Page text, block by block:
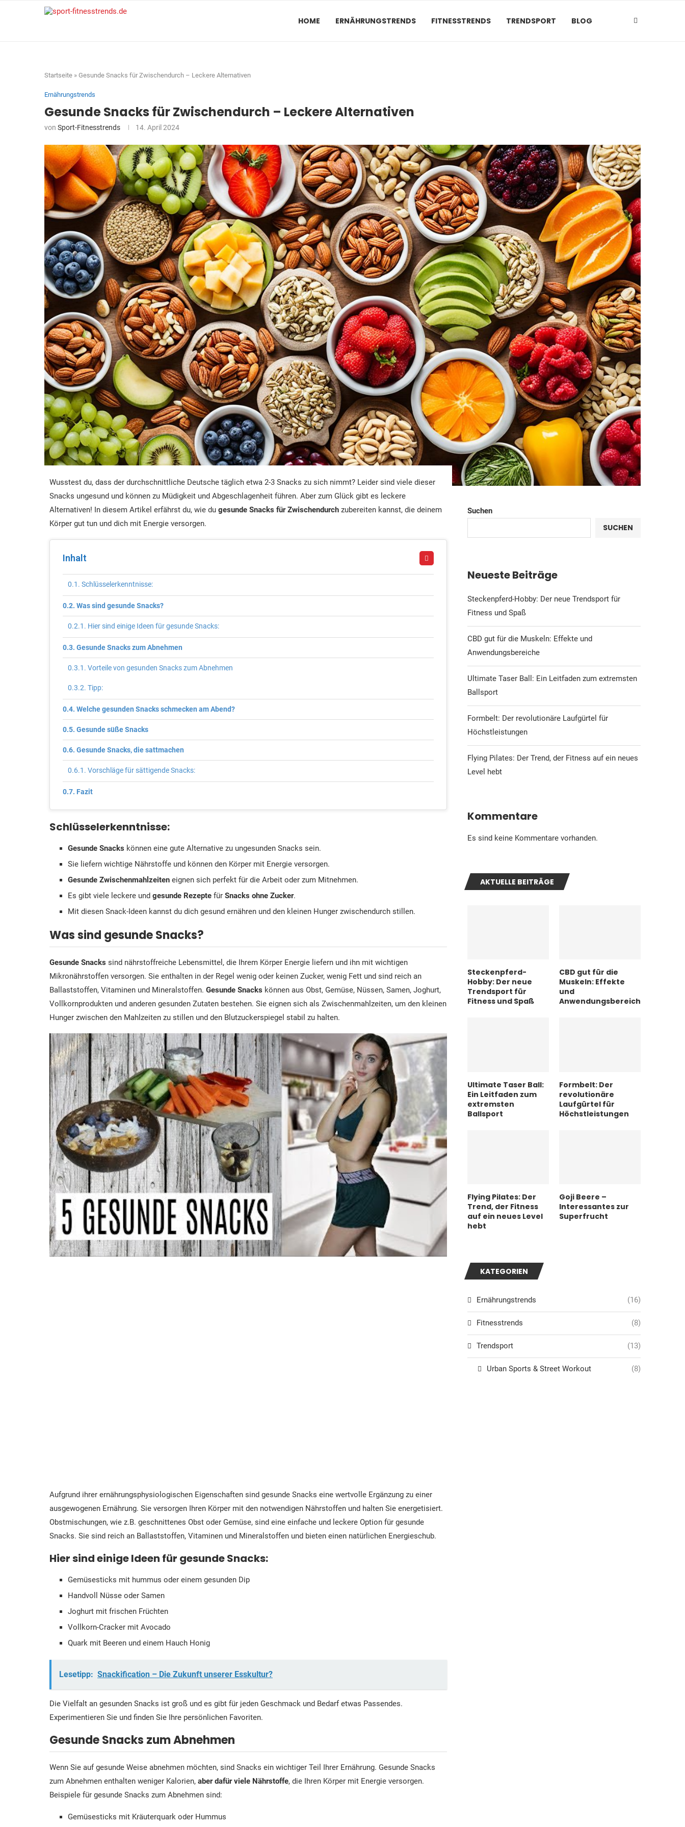
HOME ERNÄHRUNGSTRENDS FITNESSTRENDS TRENDSPORT BLOG
Startseite » Gesunde Snacks für Zwischendurch – Leckere Alternativen
Ernährungstrends
Gesunde Snacks für Zwischendurch – Leckere Alternativen
von Sport-Fitnesstrends 14. April 2024
Wusstest du, dass der durchschnittliche Deutsche täglich etwa 2-3 Snacks zu sich nimmt? Leider sind viele dieser
Snacks ungesund und können zu Müdigkeit und Abgeschlagenheit führen. Aber zum Glück gibt es leckere
Alternativen! In diesem Artikel erfährst du, wie du gesunde Snacks für Zwischendurch zubereiten kannst, die deinem
Körper gut tun und dich mit Energie versorgen.
Inhalt
Schlüsselerkenntnisse:
Was sind gesunde Snacks?
Hier sind einige Ideen für gesunde Snacks:
Gesunde Snacks zum Abnehmen
Vorteile von gesunden Snacks zum Abnehmen
Tipp:
Welche gesunden Snacks schmecken am Abend?
Gesunde süße Snacks
Gesunde Snacks, die sattmachen
Vorschläge für sättigende Snacks:
Fazit
Schlüsselerkenntnisse:
Gesunde Snacks können eine gute Alternative zu ungesunden Snacks sein.
Sie liefern wichtige Nährstoffe und können den Körper mit Energie versorgen.
Gesunde Zwischenmahlzeiten eignen sich perfekt für die Arbeit oder zum Mitnehmen.
Es gibt viele leckere und gesunde Rezepte für Snacks ohne Zucker.
Mit diesen Snack-Ideen kannst du dich gesund ernähren und den kleinen Hunger zwischendurch stillen.
Was sind gesunde Snacks?
Gesunde Snacks sind nährstoffreiche Lebensmittel, die Ihrem Körper Energie liefern und ihn mit wichtigen
Mikronährstoffen versorgen. Sie enthalten in der Regel wenig oder keinen Zucker, wenig Fett und sind reich an
Ballaststoffen, Vitaminen und Mineralstoffen. Gesunde Snacks können aus Obst, Gemüse, Nüssen, Samen, Joghurt,
Vollkornprodukten und anderen gesunden Zutaten bestehen. Sie eignen sich als Zwischenmahlzeiten, um den kleinen
Hunger zwischen den Mahlzeiten zu stillen und den Blutzuckerspiegel stabil zu halten.
Aufgrund ihrer ernährungsphysiologischen Eigenschaften sind gesunde Snacks eine wertvolle Ergänzung zu einer
ausgewogenen Ernährung. Sie versorgen Ihren Körper mit den notwendigen Nährstoffen und halten Sie energetisiert.
Obstmischungen, wie z.B. geschnittenes Obst oder Gemüse, sind eine einfache und leckere Option für gesunde
Snacks. Sie sind reich an Ballaststoffen, Vitaminen und Mineralstoffen und bieten einen natürlichen Energieschub.
Hier sind einige Ideen für gesunde Snacks:
Gemüsesticks mit hummus oder einem gesunden Dip
Handvoll Nüsse oder Samen
Joghurt mit frischen Früchten
Vollkorn-Cracker mit Avocado
Quark mit Beeren und einem Hauch Honig
Lesetipp: Snackification – Die Zukunft unserer Esskultur?
Die Vielfalt an gesunden Snacks ist groß und es gibt für jeden Geschmack und Bedarf etwas Passendes.
Experimentieren Sie und finden Sie Ihre persönlichen Favoriten.
Gesunde Snacks zum Abnehmen
Wenn Sie auf gesunde Weise abnehmen möchten, sind Snacks ein wichtiger Teil Ihrer Ernährung. Gesunde Snacks
zum Abnehmen enthalten weniger Kalorien, aber dafür viele Nährstoffe, die Ihren Körper mit Energie versorgen.
Beispiele für gesunde Snacks zum Abnehmen sind:
Gemüsesticks mit Kräuterquark oder Hummus
Suchen
SUCHEN
Neueste Beiträge
Steckenpferd-Hobby: Der neue Trendsport für
Fitness und Spaß
CBD gut für die Muskeln: Effekte und
Anwendungsbereiche
Ultimate Taser Ball: Ein Leitfaden zum extremsten
Ballsport
Formbelt: Der revolutionäre Laufgürtel für
Höchstleistungen
Flying Pilates: Der Trend, der Fitness auf ein neues
Level hebt
Kommentare
Es sind keine Kommentare vorhanden.
AKTUELLE BEITRÄGE
Steckenpferd-
Hobby: Der neue
Trendsport für
Fitness und Spaß
CBD gut für die
Muskeln: Effekte
und
Anwendungsbereiche
Ultimate Taser Ball:
Ein Leitfaden zum
extremsten
Ballsport
Formbelt: Der
revolutionäre
Laufgürtel für
Höchstleistungen
Flying Pilates: Der
Trend, der Fitness
auf ein neues Level
hebt
Goji Beere –
Interessantes zur
Superfrucht
KATEGORIEN
Ernährungstrends (16)
Fitnesstrends (8)
Trendsport (13)
Urban Sports & Street Workout (8)